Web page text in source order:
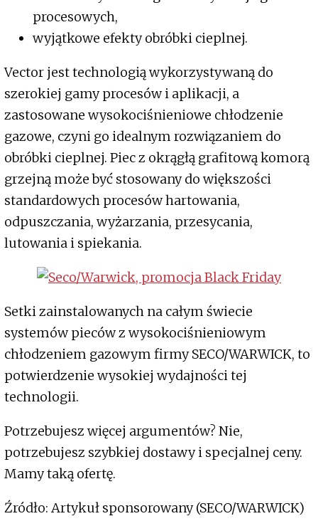
procesowych,
wyjątkowe efekty obróbki cieplnej.
Vector jest technologią wykorzystywaną do
szerokiej gamy procesów i aplikacji, a
zastosowane wysokociśnieniowe chłodzenie
gazowe, czyni go idealnym rozwiązaniem do
obróbki cieplnej. Piec z okrągłą grafitową komorą
grzejną może być stosowany do większości
standardowych procesów hartowania,
odpuszczania, wyżarzania, przesycania,
lutowania i spiekania.
Setki zainstalowanych na całym świecie
systemów pieców z wysokociśnieniowym
chłodzeniem gazowym firmy SECO/WARWICK, to
potwierdzenie wysokiej wydajności tej
technologii.
Potrzebujesz więcej argumentów? Nie,
potrzebujesz szybkiej dostawy i specjalnej ceny.
Mamy taką ofertę.
Źródło: Artykuł sponsorowany (SECO/WARWICK)